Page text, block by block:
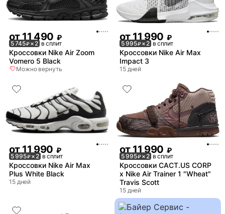
от 11 490 ₽
5 745₽× 2 в сплит
Кроссовки Nike Air Zoom
Vomero 5 Black
Можно вернуть
от 11 990 ₽
5 995₽× 2 в сплит
Кроссовки Nike Air Max
Impact 3
15 дней
от11 990 ₽
5 995₽× 2 в сплит
Кроссовки Nike Air Max
Plus White Black
15 дней
от11 990 ₽
5 995₽× 2 в сплит
Кроссовки CACT.US CORP
x Nike Air Trainer 1 "Wheat"
Travis Scott
15 дней